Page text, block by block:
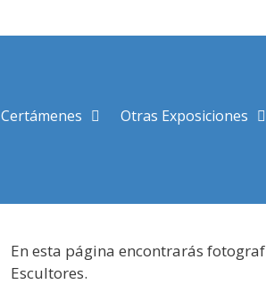
Certámenes Otras Exposiciones
En esta página encontrarás
Escultores.